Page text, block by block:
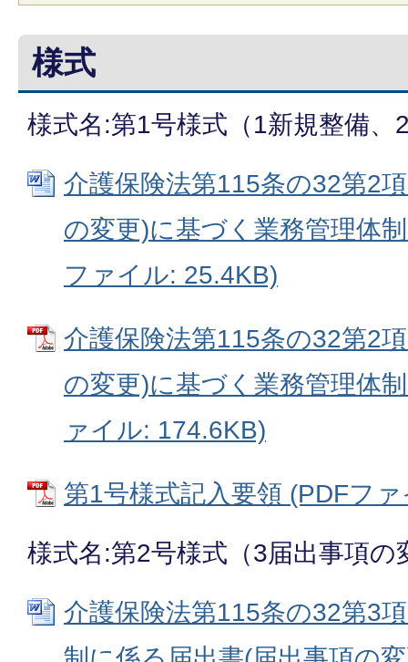
様式
様式名:第1号様式（1新規整備、
介護保険法第115条の32第2
の変更)に基づく業務管理体
ファイル: 25.4KB)
介護保険法第115条の32第2
の変更)に基づく業務管理体
ァイル: 174.6KB)
第1号様式記入要領 (PDFフ
様式名:第2号様式（3届出事項の
介護保険法第115条の32第3